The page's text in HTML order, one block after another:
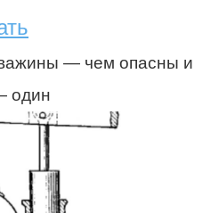
— чем опасны и
один